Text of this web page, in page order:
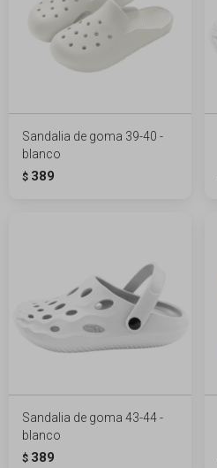
Sandalia de goma 39-40 -
blanco
$ 389
Sandalia de goma 43-44 -
blanco
$ 389